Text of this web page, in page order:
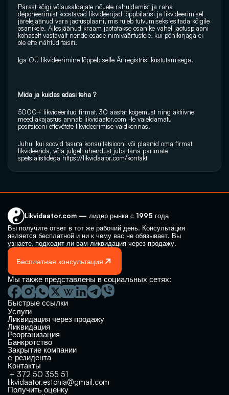
Не уверены, какое решение
Pärast kõigi võlausaldajate nõuete rahuldamist ja raha
deponeerimist koostavad likvideerijad lõppbilansi ja likvideerimisel
järelejäänud vara jaotusplaani, mis tuleb tutvumiseks esitada kõigile
osanikele. Allesjäänud kraam jaotatakse osanike vahel jaotusplaani
kohaselt vastavalt nende osade nimiväärtustele, kui põhikirjaga ei
ole ette nähtud teisiti.
Iga OÜ likvideerimine lõppeb selle Äriregistrist kustutamisega.
Mida ja kuidas edasi teha ?
5000+ likvideeritud firmat, 30 aastat kogemust ning aktiivne
meediakajastus annab likvidaator.com -le vaieldamatu
positsiooni ettevõtete likvideerimise valdkonnas.
Juhul kui soovid tasuta konsultatsiooni või plaanid oma firmat
likvideerida, võta julgelt ühendust juba täna parimate
spetsialistidega https://likvidaator.com/kontakt
Likvidaator.com — лидер рынка с 1995 года
Вы получите ответ в тот же рабочий день. Консультация
является бесплатной и ни к чему вас не обязывает. Вы
узнаете, подходит ли вам ликвидация через продажу.
Бесплатная консультация
Мы также представлены в социальных сетях:
Быстрые ссылки
Услуги
Ликвидация через продажу
Ликвидация
Реорганизация
Банкротство
Закрытие компании
e-резидента
Контакты
+ 372 50 355 51
likvidaator.estonia@gmail.com
Получить оценку